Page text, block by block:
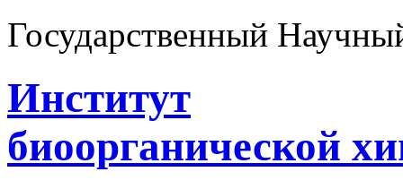
Государственный
Институт
биоорганической